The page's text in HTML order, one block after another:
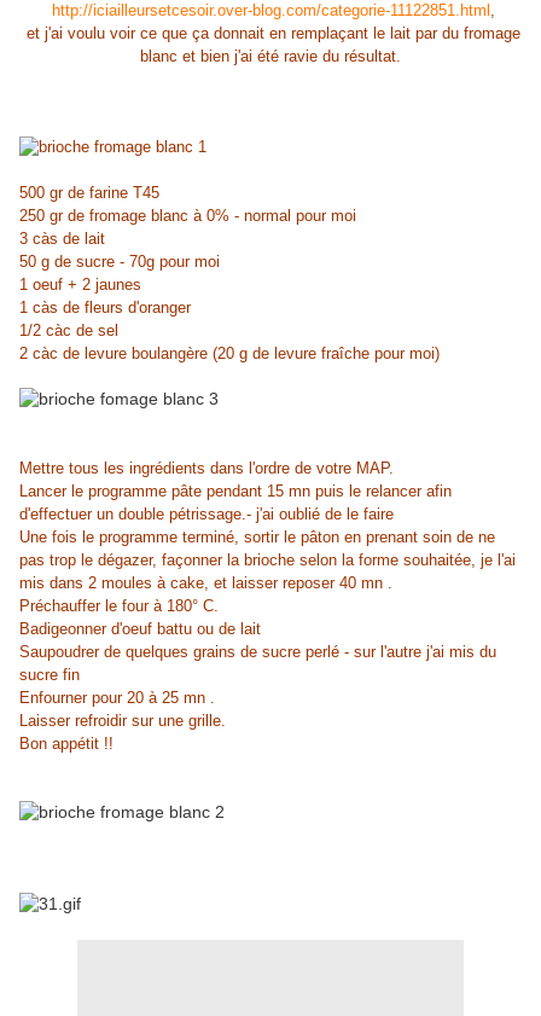
http://iciailleursetcesoir.over-blog.com/categorie-11122851.html ,
et j'ai voulu voir ce que ça donnait en remplaçant le lait par du fromage
blanc et bien j'ai été ravie du résultat.
500 gr de farine T45
250 gr de fromage blanc à 0% - normal pour moi
3 càs de lait
50 g de sucre - 70g pour moi
1 oeuf + 2 jaunes
1 càs de fleurs d'oranger
1/2 càc de sel
2 càc de levure boulangère (20 g de levure fraîche pour moi)
Mettre tous les ingrédients dans l'ordre de votre MAP.
Lancer le programme pâte pendant 15 mn puis le relancer afin
d'effectuer un double pétrissage.- j'ai oublié de le faire
Une fois le programme terminé, sortir le pâton en prenant soin de ne
pas trop le dégazer, façonner la brioche selon la forme souhaitée, je l'ai
mis dans 2 moules à cake, et laisser reposer 40 mn .
Préchauffer le four à 180° C.
Badigeonner d'oeuf battu ou de lait
Saupoudrer de quelques grains de sucre perlé - sur l'autre j'ai mis du
sucre fin
Enfourner pour 20 à 25 mn .
Laisser refroidir sur une grille.
Bon appétit !!